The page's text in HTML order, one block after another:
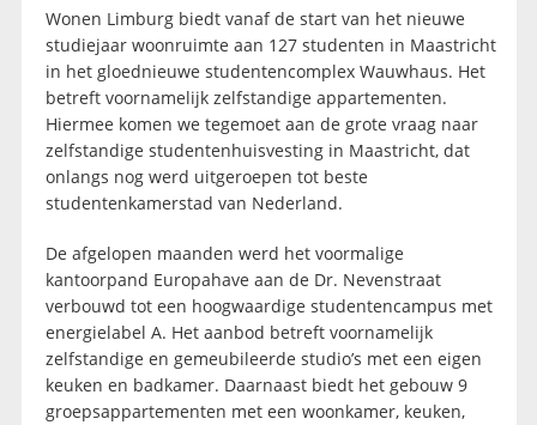
Wonen Limburg biedt vanaf de start van het nieuwe
studiejaar woonruimte aan 127 studenten in Maastricht
in het gloednieuwe studentencomplex Wauwhaus. Het
betreft voornamelijk zelfstandige appartementen.
Hiermee komen we tegemoet aan de grote vraag naar
zelfstandige studentenhuisvesting in Maastricht, dat
onlangs nog werd uitgeroepen tot beste
studentenkamerstad van Nederland.
De afgelopen maanden werd het voormalige
kantoorpand Europahave aan de Dr. Nevenstraat
verbouwd tot een hoogwaardige studentencampus met
energielabel A. Het aanbod betreft voornamelijk
zelfstandige en gemeubileerde studio’s met een eigen
keuken en badkamer. Daarnaast biedt het gebouw 9
groepsappartementen met een woonkamer, keuken,